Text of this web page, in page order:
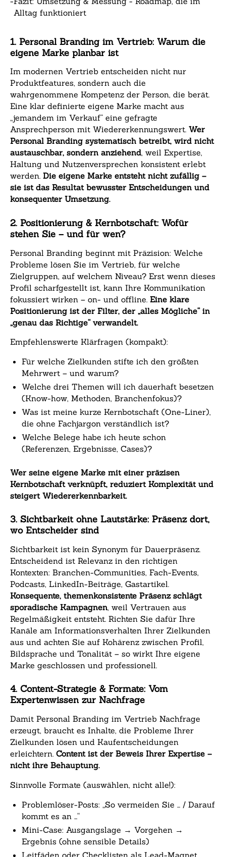
Alltag funktioniert
1. Personal Branding im Vertrieb: Warum die
eigene Marke planbar ist
Im modernen Vertrieb entscheiden nicht nur
Produktfeatures, sondern auch die
wahrgenommene Kompetenz der Person, die berät.
Eine klar definierte eigene Marke macht aus
„jemandem im Verkauf“ eine gefragte
Ansprechperson mit Wiedererkennungswert. Wer
Personal Branding systematisch betreibt, wird nicht
austauschbar, sondern anziehend, weil Expertise,
Haltung und Nutzenversprechen konsistent erlebt
werden. Die eigene Marke entsteht nicht zufällig –
sie ist das Resultat bewusster Entscheidungen und
konsequenter Umsetzung.
2. Positionierung & Kernbotschaft: Wofür
stehen Sie – und für wen?
Personal Branding beginnt mit Präzision: Welche
Probleme lösen Sie im Vertrieb, für welche
Zielgruppen, auf welchem Niveau? Erst wenn dieses
Profil scharfgestellt ist, kann Ihre Kommunikation
fokussiert wirken – on- und offline. Eine klare
Positionierung ist der Filter, der „alles Mögliche“ in
„genau das Richtige“ verwandelt.
Empfehlenswerte Klärfragen (kompakt):
Für welche Zielkunden stifte ich den größten
Mehrwert – und warum?
Welche drei Themen will ich dauerhaft besetzen
(Know-how, Methoden, Branchenfokus)?
Was ist meine kurze Kernbotschaft (One-Liner),
die ohne Fachjargon verständlich ist?
Welche Belege habe ich heute schon
(Referenzen, Ergebnisse, Cases)?
Wer seine eigene Marke mit einer präzisen
Kernbotschaft verknüpft, reduziert Komplexität und
steigert Wiedererkennbarkeit.
3. Sichtbarkeit ohne Lautstärke: Präsenz dort,
wo Entscheider sind
Sichtbarkeit ist kein Synonym für Dauerpräsenz.
Entscheidend ist Relevanz in den richtigen
Kontexten: Branchen-Communities, Fach-Events,
Podcasts, LinkedIn-Beiträge, Gastartikel.
Konsequente, themenkonsistente Präsenz schlägt
sporadische Kampagnen, weil Vertrauen aus
Regelmäßigkeit entsteht. Richten Sie dafür Ihre
Kanäle am Informationsverhalten Ihrer Zielkunden
aus und achten Sie auf Kohärenz zwischen Profil,
Bildsprache und Tonalität – so wirkt Ihre eigene
Marke geschlossen und professionell.
4. Content-Strategie & Formate: Vom
Expertenwissen zur Nachfrage
Damit Personal Branding im Vertrieb Nachfrage
erzeugt, braucht es Inhalte, die Probleme Ihrer
Zielkunden lösen und Kaufentscheidungen
erleichtern. Content ist der Beweis Ihrer Expertise –
nicht ihre Behauptung.
Sinnvolle Formate (auswählen, nicht alle!):
Problemlöser-Posts: „So vermeiden Sie … / Darauf
kommt es an …“
Mini-Case: Ausgangslage → Vorgehen →
Ergebnis (ohne sensible Details)
Leitfäden oder Checklisten als Lead-Magnet